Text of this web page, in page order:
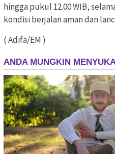
hingga pukul 12.00 WIB,
kondisi berjalan aman dan
( Adifa/EM )